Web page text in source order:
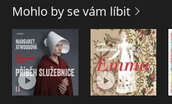
Obsah:
1. Na cestě k domovu
2. Vánice
3. To byl špás!
4. Šupák
5. Vídni třeba se postavit
Mohlo by se vám líbit